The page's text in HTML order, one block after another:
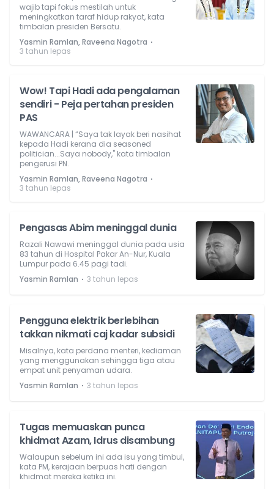
wajib tapi fokus mestilah untuk
meningkatkan taraf hidup rakyat, kata
timbalan presiden Bersatu.
Yasmin Ramlan, Raveena Nagotra ⋅
3 tahun lepas
Wow! Tapi Hadi ada pengalaman
sendiri - Peja pertahan presiden
PAS
WAWANCARA | “Saya tak layak beri nasihat
kepada Hadi kerana dia seasoned
politician...Saya nobody," kata timbalan
pengerusi PN.
Yasmin Ramlan, Raveena Nagotra ⋅
3 tahun lepas
Pengasas Abim meninggal dunia
Razali Nawawi meninggal dunia pada usia
83 tahun di Hospital Pakar An-Nur, Kuala
Lumpur pada 6.45 pagi tadi.
Yasmin Ramlan ⋅ 3 tahun lepas
Pengguna elektrik berlebihan
takkan nikmati caj kadar subsidi
Misalnya, kata perdana menteri, kediaman
yang menggunakan sehingga tiga atau
empat unit penyaman udara.
Yasmin Ramlan ⋅ 3 tahun lepas
Tugas memuaskan punca
khidmat Azam, Idrus disambung
Walaupun sebelum ini ada isu yang timbul,
kata PM, kerajaan berpuas hati dengan
khidmat mereka ketika ini.